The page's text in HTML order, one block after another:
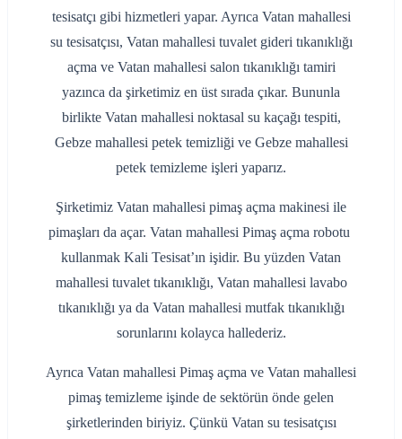
tesisatçı gibi hizmetleri yapar. Ayrıca Vatan mahallesi
su tesisatçısı, Vatan mahallesi tuvalet gideri tıkanıklığı
açma ve Vatan mahallesi salon tıkanıklığı tamiri
yazınca da şirketimiz en üst sırada çıkar. Bununla
birlikte Vatan mahallesi noktasal su kaçağı tespiti,
Gebze mahallesi petek temizliği ve Gebze mahallesi
petek temizleme işleri yaparız.
Şirketimiz Vatan mahallesi pimaş açma makinesi ile
pimaşları da açar. Vatan mahallesi Pimaş açma robotu
kullanmak Kali Tesisat’ın işidir. Bu yüzden Vatan
mahallesi tuvalet tıkanıklığı, Vatan mahallesi lavabo
tıkanıklığı ya da Vatan mahallesi mutfak tıkanıklığı
sorunlarını kolayca hallederiz.
Ayrıca Vatan mahallesi Pimaş açma ve Vatan mahallesi
pimaş temizleme işinde de sektörün önde gelen
şirketlerinden biriyiz. Çünkü Vatan su tesisatçısı